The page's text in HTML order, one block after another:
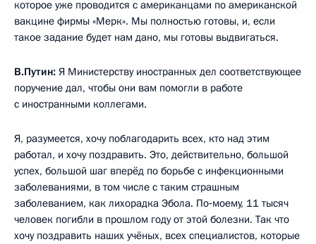
которое уже проводится с американцами по американской
вакцине фирмы «Мерк». Мы полностью готовы, и, если
такое задание будет нам дано, мы готовы выдвигаться.
В.Путин: Я Министерству иностранных дел соответствующее
поручение дал, чтобы они вам помогли в работе
с иностранными коллегами.
Я, разумеется, хочу поблагодарить всех, кто над этим
работал, и хочу поздравить. Это, действительно, большой
успех, большой шаг вперёд по борьбе с инфекционными
заболеваниями, в том числе с таким страшным
заболеванием, как лихорадка Эбола. По‑моему, 11 тысяч
человек погибли в прошлом году от этой болезни. Так что
хочу поздравить наших учёных, всех специалистов, которые